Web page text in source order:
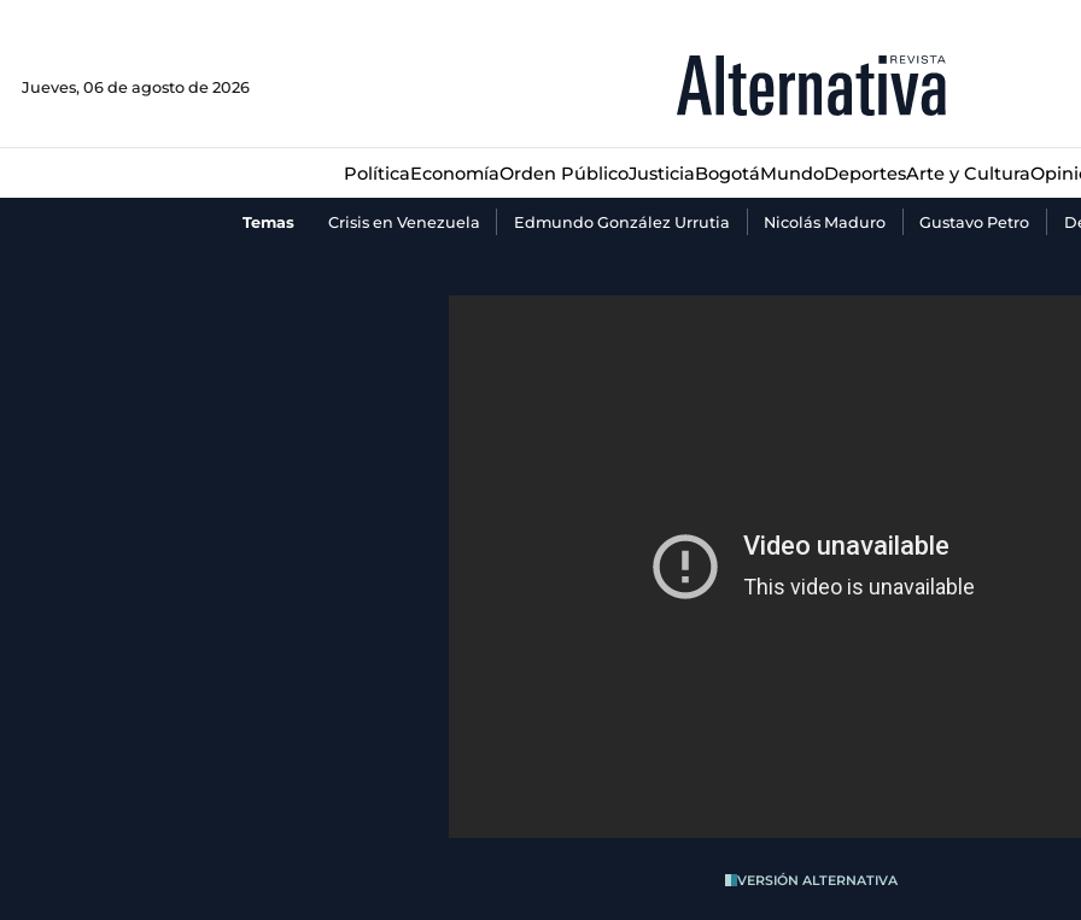
Jueves, 06 de agosto de 2026
PolíticaEconomíaOrden PúblicoJusticiaBogotáMundoDeportesArte y Cultura
Temas Crisis en Venezuela Edmundo González Urrutia Nicolás Maduro Gustavo Petro
JusticiaBogotáMundo Deportes Arte y Cultura
VERSIÓN ALTERNATIVA